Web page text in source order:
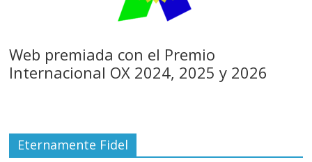
Web premiada con el Premio
Internacional OX 2024, 2025 y 2026
Eternamente Fidel